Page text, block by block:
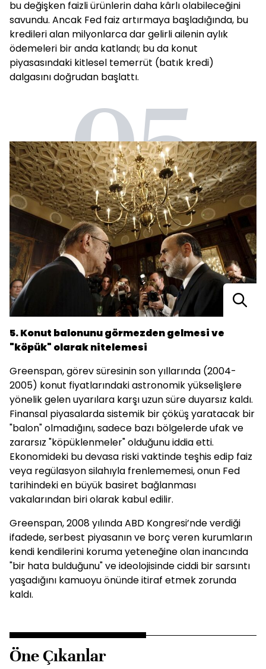
bu değişken faizli ürünlerin daha kârlı olabileceğini
savundu. Ancak Fed faiz artırmaya başladığında, bu
kredileri alan milyonlarca dar gelirli ailenin aylık
ödemeleri bir anda katlandı; bu da konut
piyasasındaki kitlesel temerrüt (batık kredi)
dalgasını doğrudan başlattı.
05
5. Konut balonunu görmezden gelmesi ve
"köpük" olarak nitelemesi
Greenspan, görev süresinin son yıllarında (2004-
2005) konut fiyatlarındaki astronomik yükselişlere
yönelik gelen uyarılara karşı uzun süre duyarsız kaldı.
Finansal piyasalarda sistemik bir çöküş yaratacak bir
"balon" olmadığını, sadece bazı bölgelerde ufak ve
zararsız "köpüklenmeler" olduğunu iddia etti.
Ekonomideki bu devasa riski vaktinde teşhis edip faiz
veya regülasyon silahıyla frenlememesi, onun Fed
tarihindeki en büyük basiret bağlanması
vakalarından biri olarak kabul edilir.
Greenspan, 2008 yılında ABD Kongresi’nde verdiği
ifadede, serbest piyasanın ve borç veren kurumların
kendi kendilerini koruma yeteneğine olan inancında
"bir hata bulduğunu" ve ideolojisinde ciddi bir sarsıntı
yaşadığını kamuoyu önünde itiraf etmek zorunda
kaldı.
Öne Çıkanlar